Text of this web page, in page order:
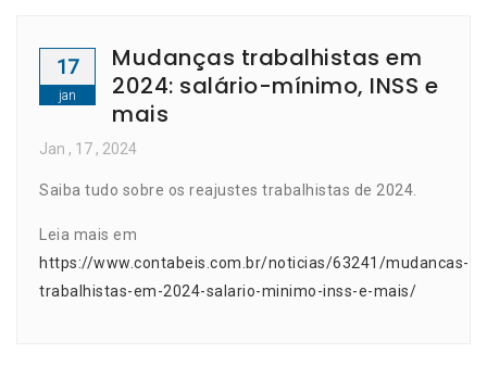
17
jan
Mudanças trabalhistas em
2024: salário-mínimo, INSS e
mais
Jan , 17 , 2024
Saiba tudo sobre os reajustes trabalhistas de 2024.
Leia mais em
https://www.contabeis.com.br/noticias/63241/mudancas-
trabalhistas-em-2024-salario-minimo-inss-e-mais/